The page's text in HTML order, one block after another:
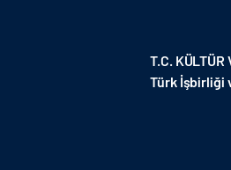
T.C. KÜLTÜR
Türk İşbirliği